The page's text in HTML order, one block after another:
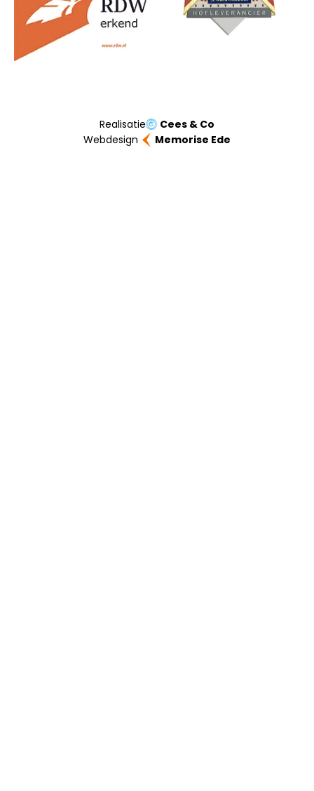
Realisatie
Cees & Co
Webdesign
Memorise Ede